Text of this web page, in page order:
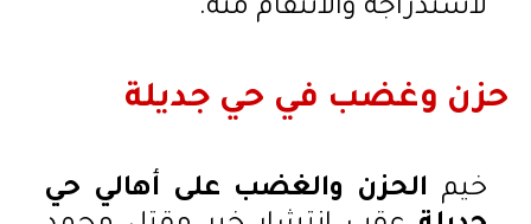
لاستدراجه والانتقام منه.
حزن وغضب في حي جديلة
خيم الحزن والغضب على أهالي حي